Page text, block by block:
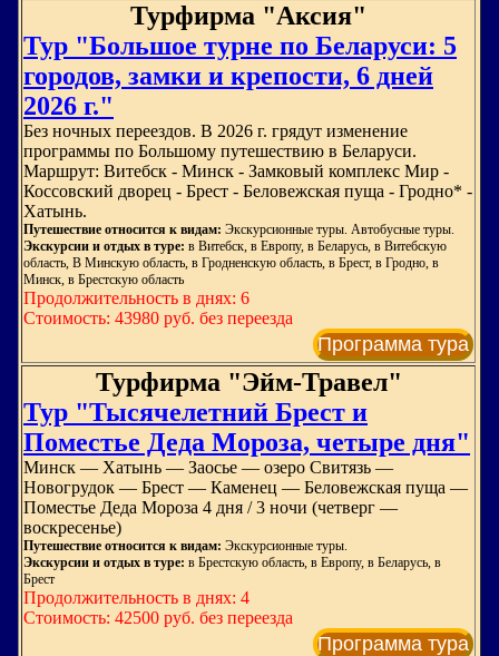
Турфирма "Аксия"
Тур "Большое турне по Беларуси: 5
городов, замки и крепости, 6 дней
2026 г."
Без ночных переездов. В 2026 г. грядут изменение
программы по Большому путешествию в Беларуси.
Маршрут: Витебск - Минск - Замковый комплекс Мир -
Коссовский дворец - Брест - Беловежская пуща - Гродно* -
Хатынь.
Путешествие относится к видам: Экскурсионные туры. Автобусные туры.
Экскурсии и отдых в туре: в Витебск, в Европу, в Беларусь, в Витебскую
область, В Минскую область, в Гродненскую область, в Брест, в Гродно, в
Минск, в Брестскую область
Продолжительность в днях: 6
Стоимость: 43980 руб. без переезда
Программа тура
Турфирма "Эйм-Травел"
Тур "Тысячелетний Брест и
Поместье Деда Мороза, четыре дня"
Минск — Хатынь — Заосье — озеро Свитязь —
Новогрудок — Брест — Каменец — Беловежская пуща —
Поместье Деда Мороза 4 дня / 3 ночи (четверг —
воскресенье)
Путешествие относится к видам: Экскурсионные туры.
Экскурсии и отдых в туре: в Брестскую область, в Европу, в Беларусь, в
Брест
Продолжительность в днях: 4
Стоимость: 42500 руб. без переезда
Программа тура